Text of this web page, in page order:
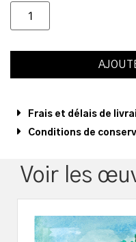
Frais et délais de
Conditions de
Voir les